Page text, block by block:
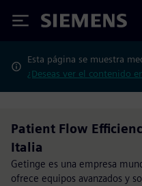
Siemens
Esta página se muestra
¿Deseas ver el contenido
Patient Flow
Italia
Getinge es una empresa
ofrece equipos avanzados y